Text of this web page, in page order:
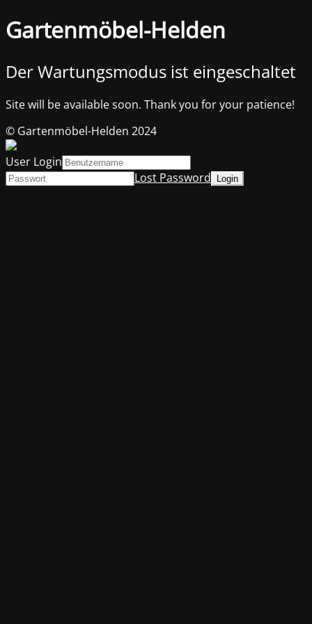
Gartenmöbel-Helden
Der Wartungsmodus ist eingeschaltet
Site will be available soon. Thank you for your patience!
© Gartenmöbel-Helden 2024
User Login
Lost Password